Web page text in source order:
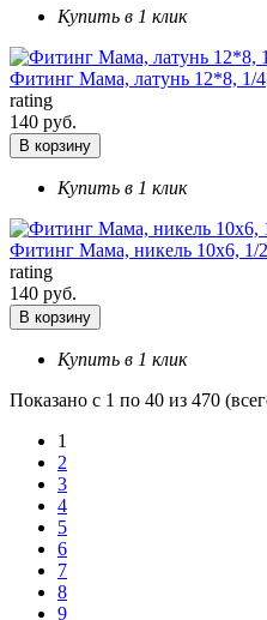
Купить в 1 клик
Фитинг Мама, латунь 12*8, 1/4
rating
140 руб.
В корзину
Купить в 1 клик
Фитинг Мама, никель 10х6, 1/2
rating
140 руб.
В корзину
Купить в 1 клик
Показано с 1 по 40 из 470
1
2
3
4
5
6
7
8
9